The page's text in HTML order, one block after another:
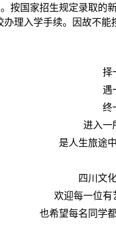
按国家招生规定录取的
理入学手续。因故不
择
遇
终
进入一
是人生旅途
四川文
欢迎每一位有
也希望每名同学